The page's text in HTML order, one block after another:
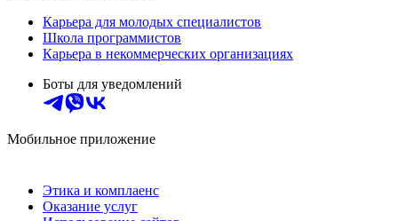
Карьера для молодых специалистов
Школа программистов
Карьера в некоммерческих организациях
Боты для уведомлений
Мобильное приложение
Этика и комплаенс
Оказание услуг